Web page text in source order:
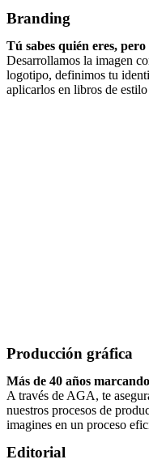
Branding
Tú sabes quién eres, pero
Desarrollamos la imagen
logotipo, definimos tu
aplicarlos en libros de
Producción gráfica
Más de 40 años
A través de AGA, te
nuestros procesos de
imagines en un proceso
Editorial